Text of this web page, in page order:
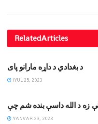
RelatedArticles
MAQOLALAR
د بغدادي د داړه مارانو پای
IYUL 25, 2023
YANVAR 23, 2023